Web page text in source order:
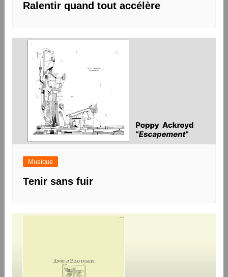
Ralentir quand tout accélère
Musique
Tenir sans fuir